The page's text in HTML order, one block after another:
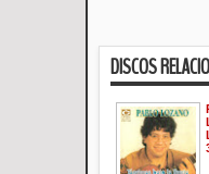
DISCOS